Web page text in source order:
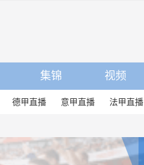
集锦 视频
德甲直播 意甲直播 法甲直播